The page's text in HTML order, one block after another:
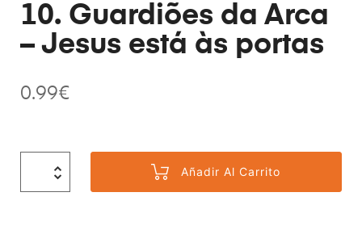
10. Guardiões da Arca
– Jesus está às portas
0.99€
Añadir Al Carrito